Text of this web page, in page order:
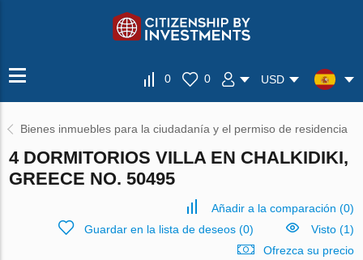
0 0 USD
Bienes inmuebles para la ciudadanía y el permiso de residencia
4 DORMITORIOS VILLA EN CHALKIDIKI,
GREECE NO. 50495
Añadir a la comparación (0)
Guardar en la lista de deseos(0)
Visto (1)
Ofrezca su precio